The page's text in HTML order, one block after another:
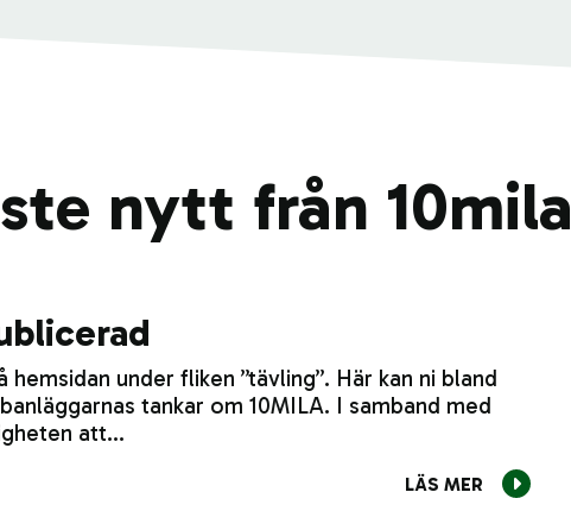
nytt från 10mila
under fliken ”tävling”. Här kan ni bland
tankar om 10MILA. I samband med
att…
LÄS MER